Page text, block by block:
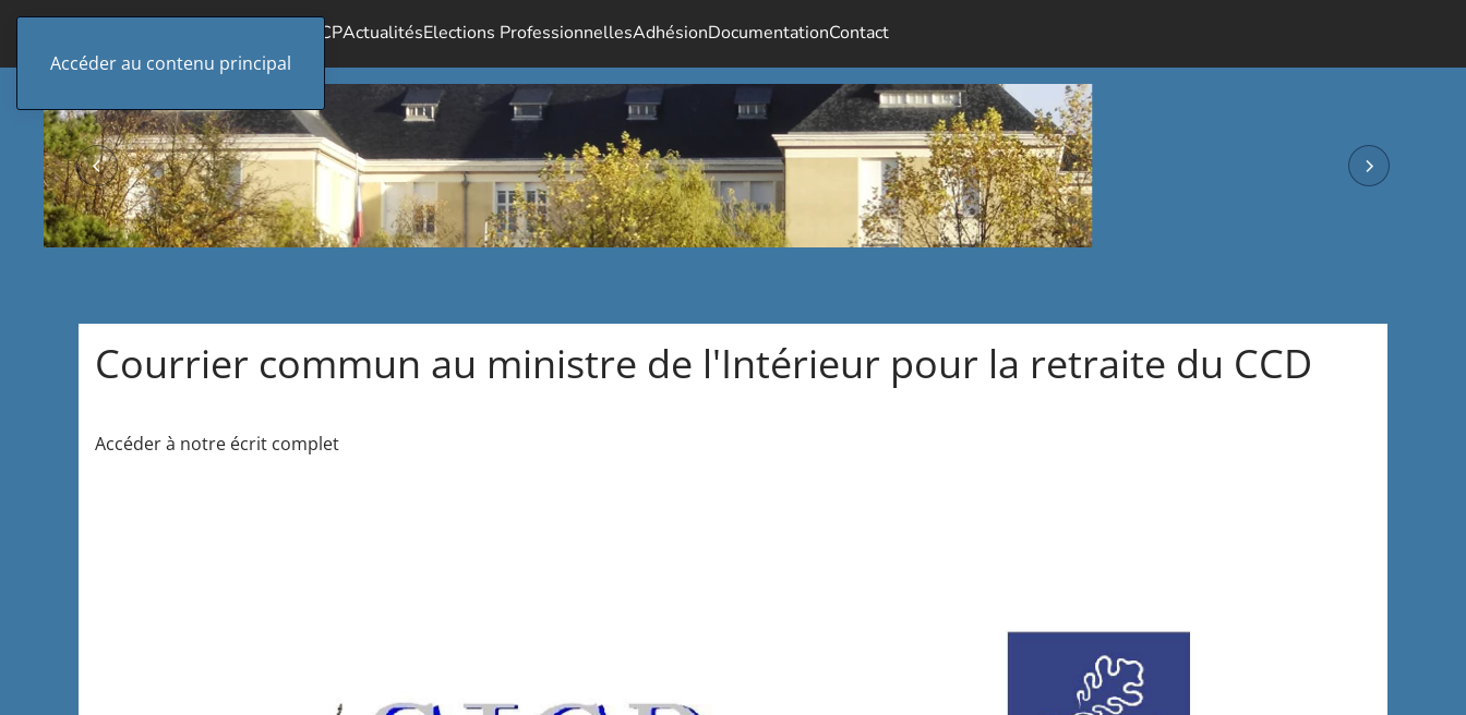
Accéder au contenu principal
Le SICPActualitésElections ProfessionnellesAdhésionDocumentationContact
Courrier commun au ministre de l'Intérieur pour la retraite du CCD
Accéder à notre écrit complet